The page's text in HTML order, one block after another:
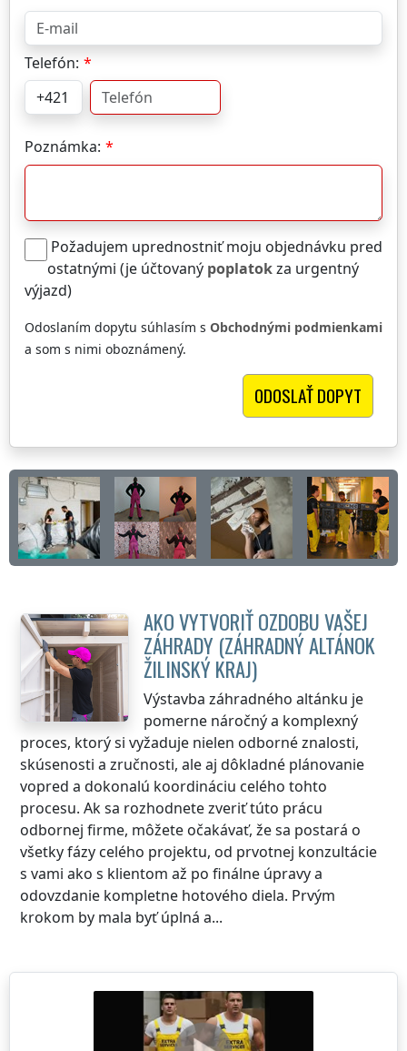
Telefón:
Poznámka:
Požadujem uprednostniť moju objednávku pred
ostatnými (je účtovaný poplatokza urgentný
výjazd)
Odoslaním dopytu súhlasím s Obchodnými podmienkami
a som s nimi oboznámený.
AKO VYTVORIŤ OZDOBU VAŠEJ
ZÁHRADY (ZÁHRADNÝ ALTÁNOK
ŽILINSKÝ KRAJ)
Výstavba záhradného altánku je
pomerne náročný a komplexný
proces, ktorý si vyžaduje nielen odborné znalosti,
skúsenosti a zručnosti, ale aj dôkladné plánovanie
vopred a dokonalú koordináciu celého tohto
procesu. Ak sa rozhodnete zveriť túto prácu
odbornej firme, môžete očakávať, že sa postará o
všetky fázy celého projektu, od prvotnej konzultácie
s vami ako s klientom až po finálne úpravy a
odovzdanie kompletne hotového diela. Prvým
krokom by mala byť úplná a...